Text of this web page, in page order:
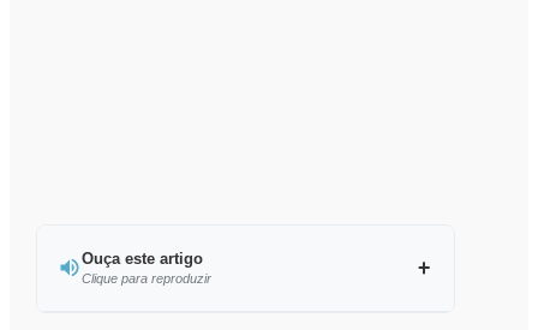
Ouça este artigo
Clique para reproduzir